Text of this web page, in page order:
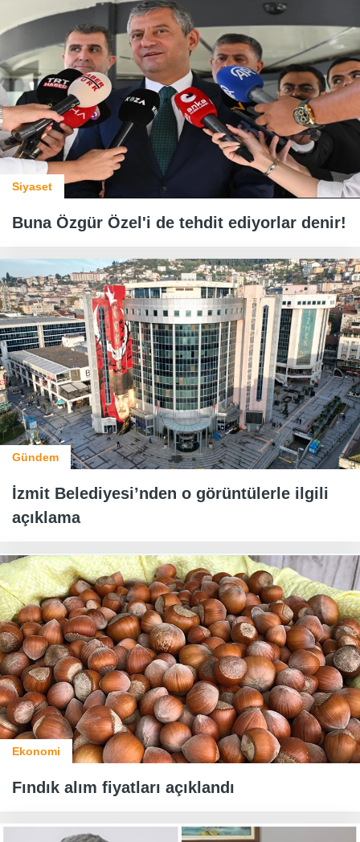
Siyaset
Buna Özgür Özel'i de tehdit ediyorlar denir!
Gündem
İzmit Belediyesi’nden o görüntülerle ilgili
açıklama
Ekonomi
Fındık alım fiyatları açıklandı